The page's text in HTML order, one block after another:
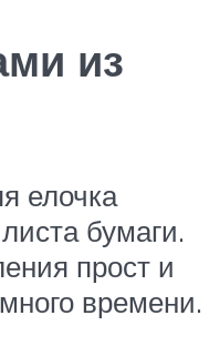
из
елочка
бумаги.
прост и
времени.